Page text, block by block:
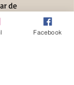
de
en de
Facebook